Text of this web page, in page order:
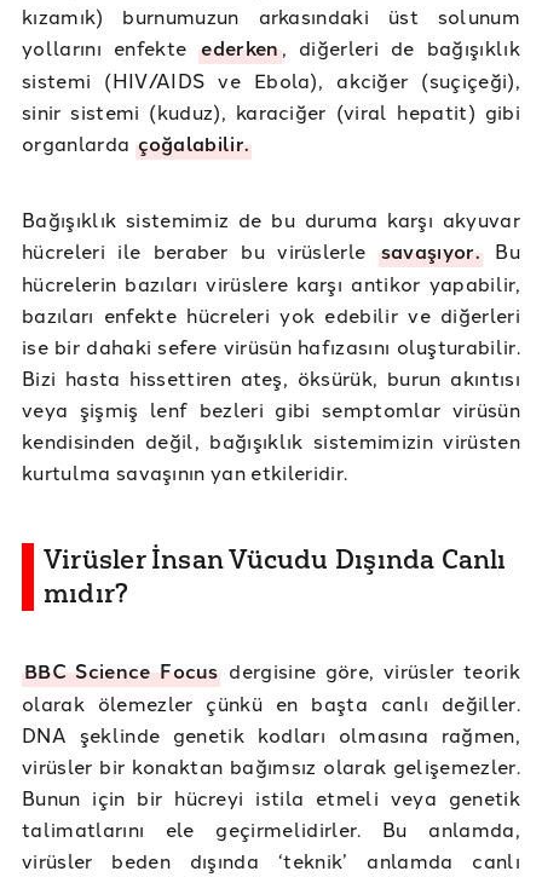
kızamık) burnumuzun arkasındaki üst solunum
yollarını enfekteederken, diğerleri de bağışıklık
sistemi (HIV/AIDS ve Ebola), akciğer (suçiçeği),
sinir sistemi (kuduz), karaciğer (viral hepatit) gibi
organlarda çoğalabilir.
Bağışıklık sistemimiz de bu duruma karşı akyuvar
hücreleri ile beraber bu virüslerle savaşıyor.Bu
hücrelerin bazıları virüslere karşı antikor yapabilir,
bazıları enfekte hücreleri yok edebilir ve diğerleri
ise bir dahaki sefere virüsün hafızasını oluşturabilir.
Bizi hasta hissettiren ateş, öksürük, burun akıntısı
veya şişmiş lenf bezleri gibi semptomlar virüsün
kendisinden değil, bağışıklık sistemimizin virüsten
kurtulma savaşının yan etkileridir.
Virüsler İnsan Vücudu Dışında Canlı
mıdır?
BBC Science Focusdergisine göre, virüsler teorik
olarak ölemezler çünkü en başta canlı değiller.
DNA şeklinde genetik kodları olmasına rağmen,
virüsler bir konaktan bağımsız olarak gelişemezler.
Bunun için bir hücreyi istila etmeli veya genetik
talimatlarını ele geçirmelidirler. Bu anlamda,
virüsler beden dışında ‘teknik’ anlamda canlı